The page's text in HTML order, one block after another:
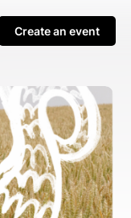
Create an event